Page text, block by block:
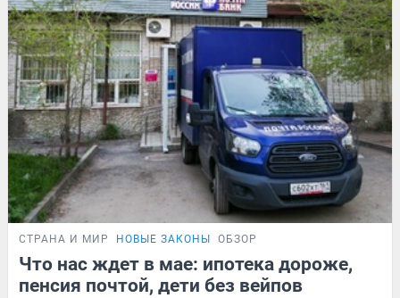
СТРАНА И МИР НОВЫЕ ЗАКОНЫ ОБЗОР
Что нас ждет в мае: ипотека дороже,
пенсия почтой, дети без вейпов